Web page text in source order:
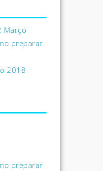
Março
preparar
2018
preparar